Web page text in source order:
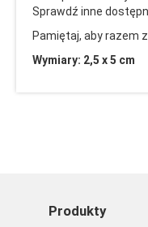
Sprawdź inne
Pamiętaj, aby razem
Wymiary: 2,5 x 5 cm
Produkty